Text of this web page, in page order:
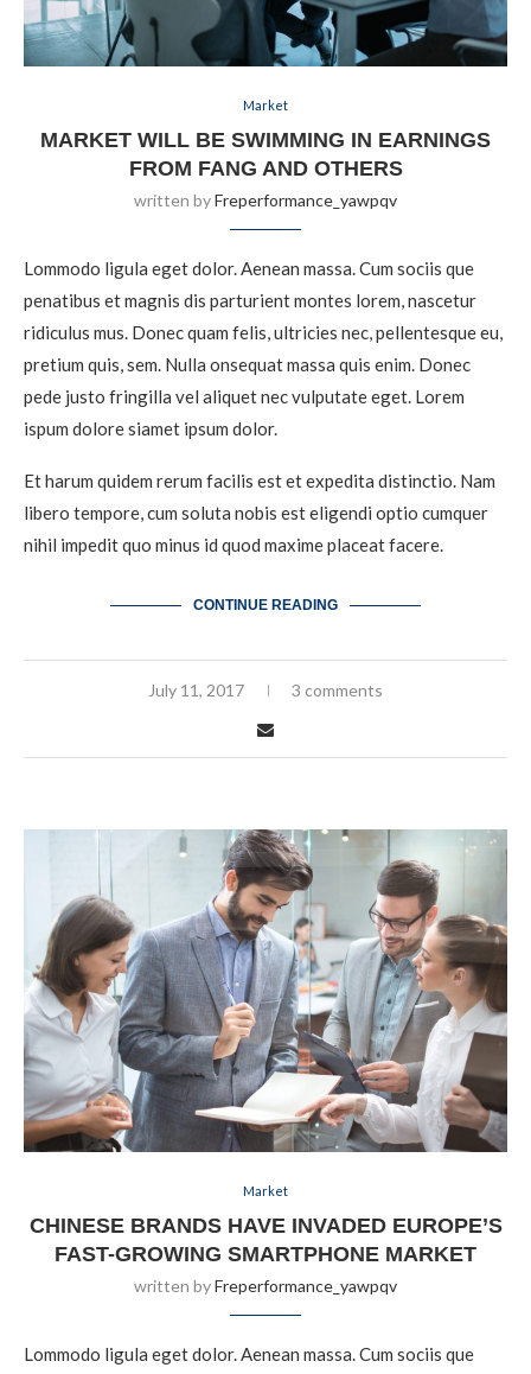
Market
MARKET WILL BE SWIMMING IN EARNINGS
FROM FANG AND OTHERS
written byFreperformance_yawpqv
Lommodo ligula eget dolor. Aenean massa. Cum sociis que
penatibus et magnis dis parturient montes lorem, nascetur
ridiculus mus. Donec quam felis, ultricies nec, pellentesque eu,
pretium quis, sem. Nulla onsequat massa quis enim. Donec
pede justo fringilla vel aliquet nec vulputate eget. Lorem
ispum dolore siamet ipsum dolor.
Et harum quidem rerum facilis est et expedita distinctio. Nam
libero tempore, cum soluta nobis est eligendi optio cumquer
nihil impedit quo minus id quod maxime placeat facere.
CONTINUE READING
July 11, 2017 3 comments
Market
CHINESE BRANDS HAVE INVADED EUROPE’S
FAST-GROWING SMARTPHONE MARKET
written byFreperformance_yawpqv
Lommodo ligula eget dolor. Aenean massa. Cum sociis que